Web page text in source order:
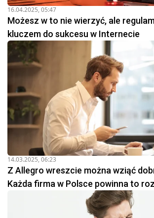
16.04.2025, 05:47
Możesz w to nie wierzyć, ale
kluczem do sukcesu w Internecie
14.03.2025, 06:23
Z Allegro wreszcie można wziąć
Każda firma w Polsce powinna to